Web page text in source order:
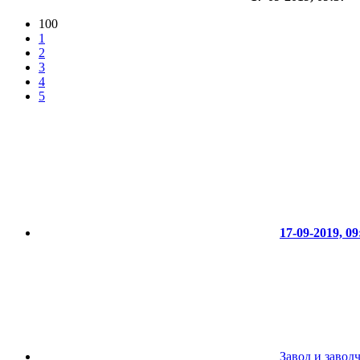
100
1
2
3
4
5
17-09-2019,
Завод и